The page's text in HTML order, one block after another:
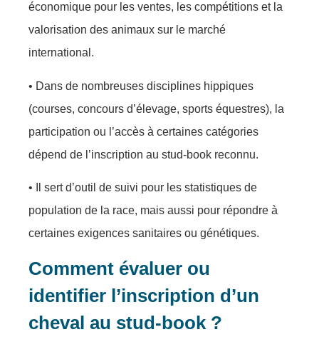
économique pour les ventes, les compétitions et la
valorisation des animaux sur le marché
international.
• Dans de nombreuses disciplines hippiques
(courses, concours d’élevage, sports équestres), la
participation ou l’accès à certaines catégories
dépend de l’inscription au stud-book reconnu.
• Il sert d’outil de suivi pour les statistiques de
population de la race, mais aussi pour répondre à
certaines exigences sanitaires ou génétiques.
Comment évaluer ou
identifier l’inscription d’un
cheval au stud-book ?